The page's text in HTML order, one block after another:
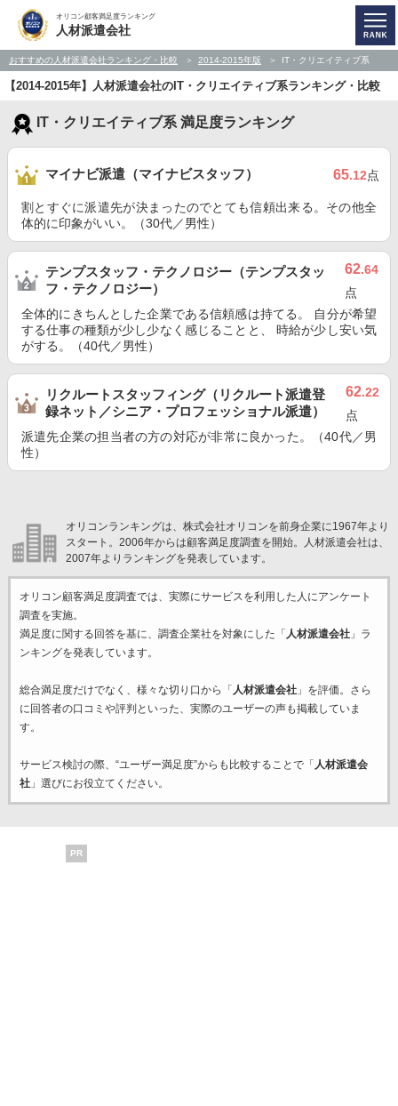
オリコン顧客満足度ランキング
人材派遣会社
おすすめの人材派遣会社ランキング・比較 2014-2015年版 IT・クリエイティブ系
【2014-2015年】人材派遣会社のIT・クリエイティブ系ランキング・比較
IT・クリエイティブ系 満足度ランキング
マイナビ派遣（マイナビスタッフ） 65.12点
割とすぐに派遣先が決まったのでとても信頼出来る。その他全
体的に印象がいい。（30代／男性）
テンプスタッフ・テクノロジー（テンプスタッ
フ・テクノロジー）
62.64
点
全体的にきちんとした企業である信頼感は持てる。 自分が希望
する仕事の種類が少し少なく感じることと、 時給が少し安い気
がする。（40代／男性）
リクルートスタッフィング（リクルート派遣登
録ネット／シニア・プロフェッショナル派遣）
62.22
点
派遣先企業の担当者の方の対応が非常に良かった。（40代／男
性）
オリコンランキングは、株式会社オリコンを前身企業に1967年より
スタート。2006年からは顧客満足度調査を開始。人材派遣会社は、
2007年よりランキングを発表しています。
オリコン顧客満足度調査では、実際にサービスを利用した 人にアンケート
調査を実施。
満足度に関する回答を基に、調査企業社を対象にした「 人材派遣会社」ラ
ンキングを発表しています。
総合満足度だけでなく、様々な切り口から「 人材派遣会社」を評価。さら
に回答者の口コミや評判といった、実際のユーザーの声も掲載していま
す。
サービス検討の際、“ユーザー満足度”からも比較することで「 人材派遣会
社」選びにお役立てください。
PR